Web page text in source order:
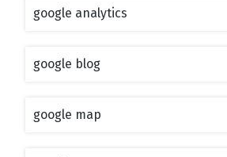
google analytics
google blog
google map